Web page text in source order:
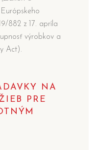
882 z 17. apríla
výrobkov a
Act).
NA
PRE